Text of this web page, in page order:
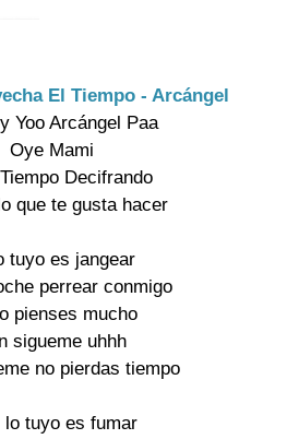
El Tiempo - Arcángel
Yoo Arcángel Paa
Oye Mami
Decifrando
que te gusta hacer
tuyo es jangear
perrear conmigo
pienses mucho
sigueme uhhh
no pierdas tiempo
lo tuyo es fumar